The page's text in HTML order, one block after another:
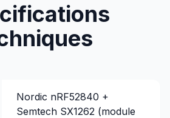
Nordic nRF52840 +
Semtech SX1262 (module